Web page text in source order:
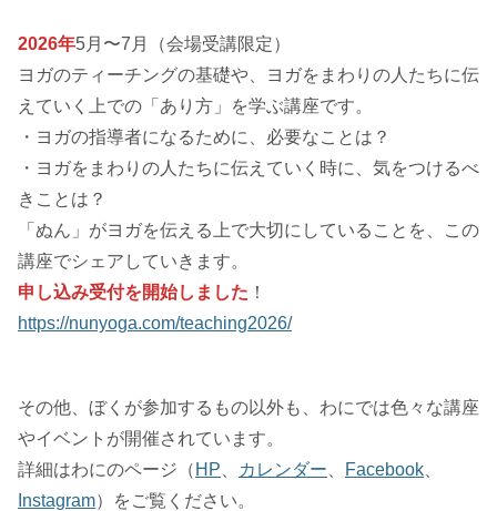
2026年5月〜7月（会場受講限定）
ヨガのティーチングの基礎や、ヨガをまわりの人たちに伝
えていく上での「あり方」を学ぶ講座です。
・ヨガの指導者になるために、必要なことは？
・ヨガをまわりの人たちに伝えていく時に、気をつけるべ
きことは？
「ぬん」がヨガを伝える上で大切にしていることを、この
講座でシェアしていきます。
申し込み受付を開始しました ！
https://nunyoga.com/teaching2026/
その他、ぼくが参加するもの以外も、わにでは色々な講座
やイベントが開催されています。
詳細はわにのページ（ HP カレンダー Facebook
Instagram）をご覧ください。